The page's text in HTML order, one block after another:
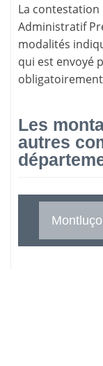
La contestation
Administratif
modalités
qui est envoyé
Les
autres